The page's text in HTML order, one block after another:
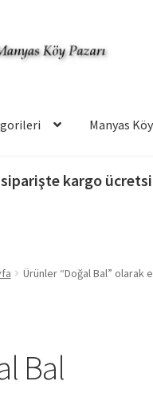
Manyas
siparişte kargo
Ürünler “Doğal Bal” olarak
Bal